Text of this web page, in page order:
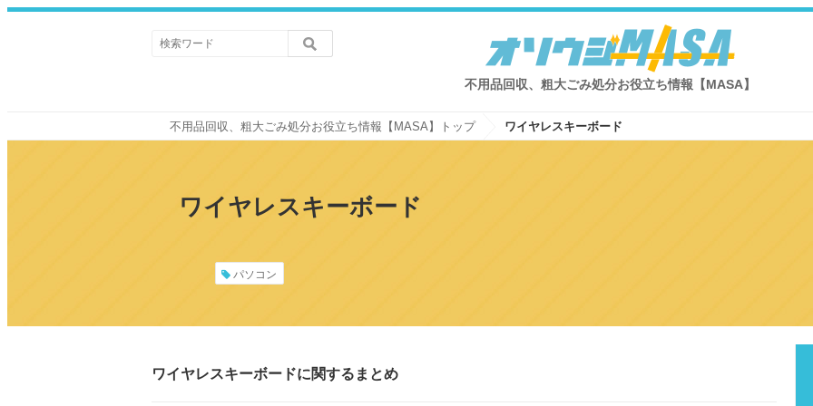
不用品回収、粗大ごみ処分お役立ち情報【MASA】
不用品回収、粗大ごみ処分お役立ち情報【MASA】トップ ワイヤレスキーボード
ワイヤレスキーボード
パソコン
ワイヤレスキーボードに関するまとめ